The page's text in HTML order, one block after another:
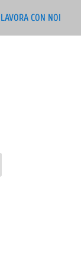
LAVORA CON NOI